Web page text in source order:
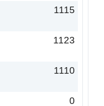
1115
1123
1110
0